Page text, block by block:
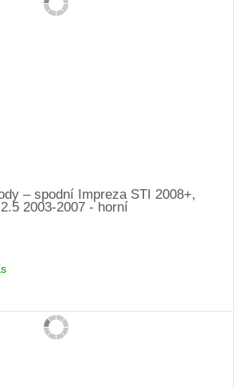
– spodní Impreza STI 2008+,
2003-2007 - horní